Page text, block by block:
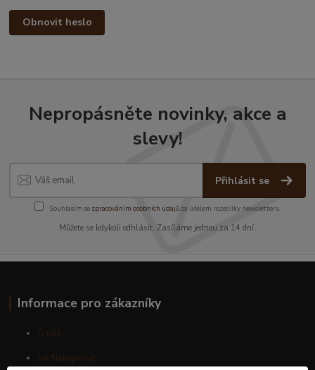
Obnovit heslo
Nepropásněte novinky, akce a
slevy!
Přihlásit se
Souhlasím se zpracováním osobních údajůza účelem rozesílky newsletteru.
Můžete se kdykoli odhlásit. Zasíláme jednou za 14 dní.
Informace pro zákazníky
O nás
Jak Nakupovat